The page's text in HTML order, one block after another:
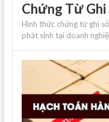
Chứng Từ Ghi
Hình thức chứng từ ghi
phát sinh tại doanh